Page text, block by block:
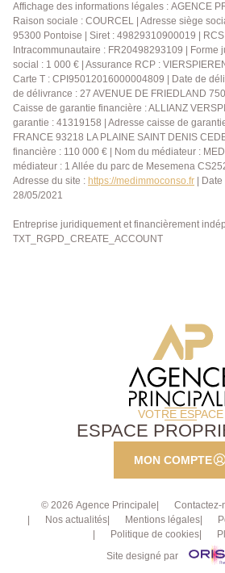
Affichage des informations légales : AGENCE
Raison sociale : COURCEL | Adresse siège
95300 Pontoise | Siret : 49829310900019 | RCS
Intracommunautaire : FR20498293109 | Forme
social : 1 000 € | Assurance RCP : VIERSPIEREN
Carte T : CPI95012016000004809 | Date de
de délivrance : 27 AVENUE DE FRIEDLAND
Caisse de garantie financière : ALLIANZ
garantie : 41319158 | Adresse caisse de
FRANCE 93218 LA PLAINE SAINT DENIS
financière : 110 000 € | Nom du médiateur :
médiateur : 1 Allée du parc de Mesemena
Adresse du site : https://medimmoconso.fr |
28/05/2021
Entreprise juridiquement et financièrement
TXT_RGPD_CREATE_ACCOUNT
VOTRE ESPACE
ESPACE
MON COMPTE
© 2026 Agence Principale Contactez-
Nos actualités
Mentions légales
Politique de cookies
Site designé par